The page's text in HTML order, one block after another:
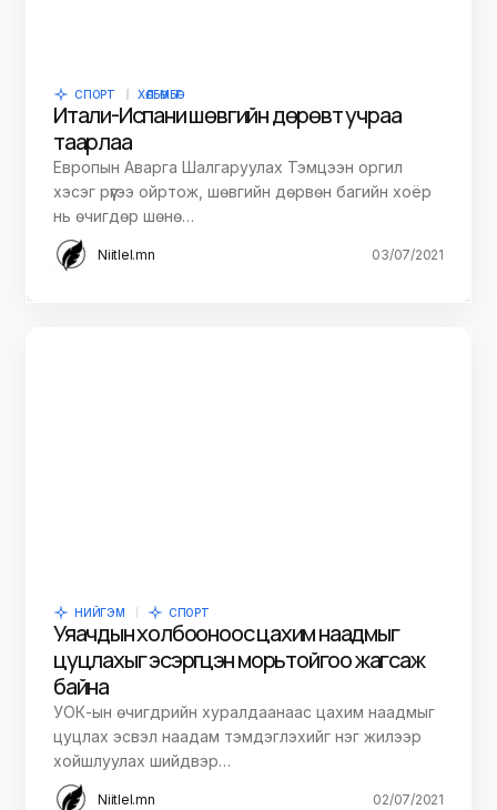
СПОРТ ХӨЛБӨМБӨГ
Итали-Испани шөвгийн дөрөвт учраа
таарлаа
Европын Аварга Шалгаруулах Тэмцээн оргил
хэсэг рүүгээ ойртож, шөвгийн дөрвөн багийн хоёр
нь өчигдөр шөнө…
Niitlel.mn 03/07/2021
НИЙГЭМ СПОРТ
Уяачдын холбооноос цахим наадмыг
цуцлахыг эсэргүүцэн морьтойгоо жагсаж
байна
УОК-ын өчигдрийн хуралдаанаас цахим наадмыг
цуцлах эсвэл наадам тэмдэглэхийг нэг жилээр
хойшлуулах шийдвэр…
Niitlel.mn 02/07/2021